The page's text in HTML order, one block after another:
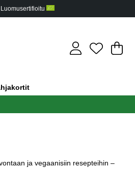
Luomusertifioitu
.
ja vegaanisiin resepteihin –